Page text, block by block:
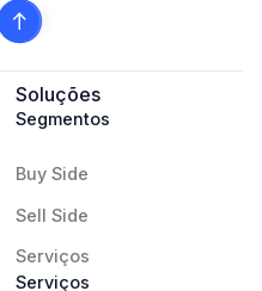
Soluções
Segmentos
Buy Side
Sell Side
Serviços
Serviços